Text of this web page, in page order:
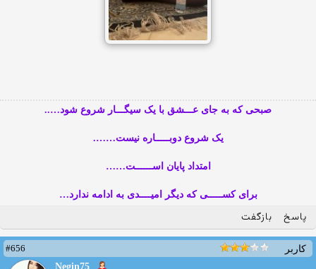
صبحی که به جای عـــشق با یک سیگـــار شروع شود…..
یک شروع دوبـــــاره نیست…….
امتداد پایان اســــــت……
برای کســـــی که دیگر امیــــدی به ادامه ندارد…
پاسخ بازگفت
کاربر
#656
Negin75